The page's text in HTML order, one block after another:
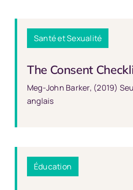
Santé et Sexualité
The Consent
Meg-John Barker, (2019)
anglais
Éducation